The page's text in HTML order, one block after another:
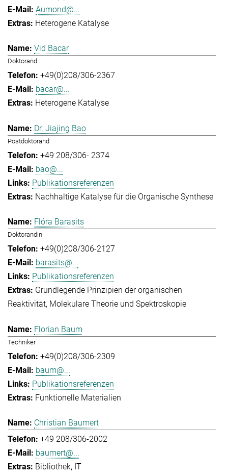
Aumond@...
Heterogene Katalyse
Vid Bacar
Doktorand
+49(0)208/306-2367
bacar@...
Heterogene Katalyse
Dr. Jiajing Bao
Postdoktorand
+49 208/306- 2374
bao@...
Publikationsreferenzen
Nachhaltige Katalyse für die Organische Synthese
Flóra Barasits
Doktorandin
+49(0)208/306-2127
barasits@...
Publikationsreferenzen
Grundlegende Prinzipien der organischen
Reaktivität Molekulare Theorie und Spektroskopie
Florian Baum
Techniker
+49(0)208/306-2309
baum@...
Publikationsreferenzen
Funktionelle Materialien
Christian Baumert
+49 208/306-2002
baumert@...
Bibliothek IT